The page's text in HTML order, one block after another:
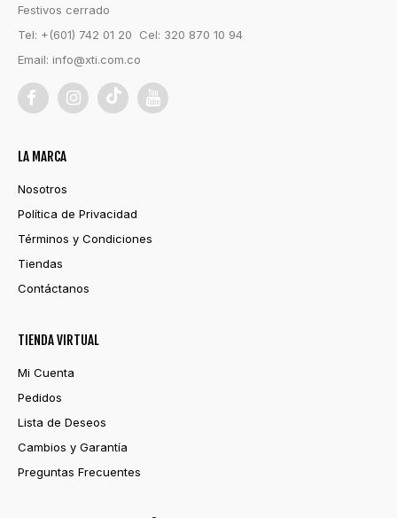
Festivos cerrado
Tel: +(601) 742 01 20 Cel: 320 870 10 94
Email: info@xti.com.co
LA MARCA
Nosotros
Política de Privacidad
Términos y Condiciones
Tiendas
Contáctanos
TIENDA VIRTUAL
Mi Cuenta
Pedidos
Lista de Deseos
Cambios y Garantía
Preguntas Frecuentes